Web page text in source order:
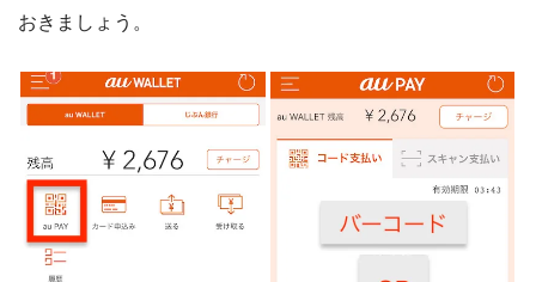
おきましょう。